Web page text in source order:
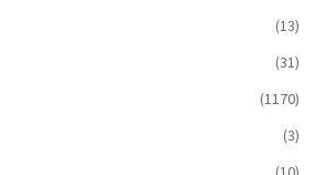
(13)
(31)
(1170)
(3)